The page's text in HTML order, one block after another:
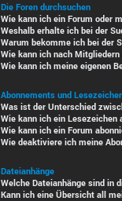
Die Foren durchsuchen
Wie kann ich ein Forum oder
Weshalb erhalte ich bei der
Warum bekomme ich bei der
Wie kann ich nach Mitgliedern
Wie kann ich meine eigenen
Abonnements und
Was ist der Unterschied
Wie kann ich ein Lesezeichen
Wie kann ich ein Forum
Wie deaktiviere ich meine
Dateianhänge
Welche Dateianhänge sind in
Kann ich eine Übersicht all